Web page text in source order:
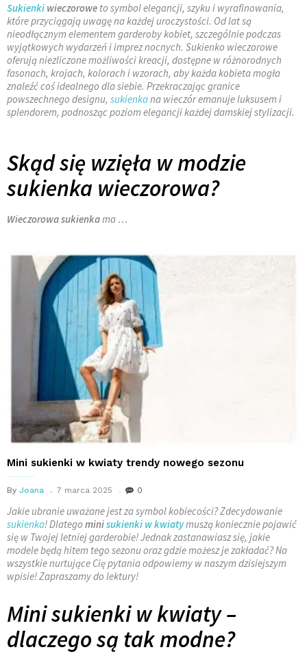
Sukienki wieczorowe to symbol elegancji, szyku i wyrafinowania,
które przyciągają uwagę na każdej uroczystości. Od lat są
nieodłącznym elementem garderoby kobiet, szczególnie podczas
wyjątkowych wydarzeń i imprez nocnych. Sukienko wieczorowe
oferują niezliczone możliwości kreacji, dostępne w różnorodnych
fasonach, krojach, kolorach i wzorach, aby każda kobieta mogła
znaleźć coś idealnego dla siebie. Przekraczając granice
powszechnego designu, sukienkana wieczór emanuje luksusem i
splendorem, podnosząc poziom elegancji każdej damskiej stylizacji.
Skąd się wzięła w modzie
sukienka wieczorowa?
Wieczorowa sukienkama …
Mini sukienki w kwiaty trendy nowego sezonu
By Joana 7 marca 2025 0
Jakie ubranie uważane jest za symbol kobiecości? Zdecydowanie
sukienka! Dlatego minisukienki w kwiatymuszą koniecznie pojawić
się w Twojej letniej garderobie! Jednak zastanawiasz się, jakie
modele będą hitem tego sezonu oraz gdzie możesz je zakładać? Na
wszystkie nurtujące Cię pytania odpowiemy w naszym dzisiejszym
wpisie! Zapraszamy do lektury!
Mini sukienki w kwiaty –
dlaczego są tak modne?